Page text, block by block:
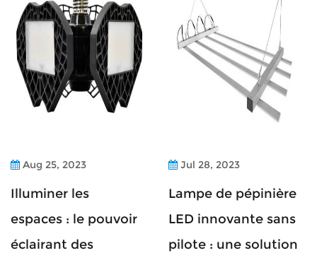
Aug 25, 2023
Illuminer les
espaces : le pouvoir
éclairant des
Jul 28, 2023
Lampe de pépinière
LED innovante sans
pilote : une solution